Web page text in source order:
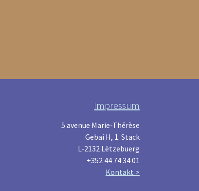
Impressum
5 avenue Marie-Thérèse
Gebai H, 1. Stack
L-2132 Lëtzebuerg
+352 44 74 34 01
Kontakt >